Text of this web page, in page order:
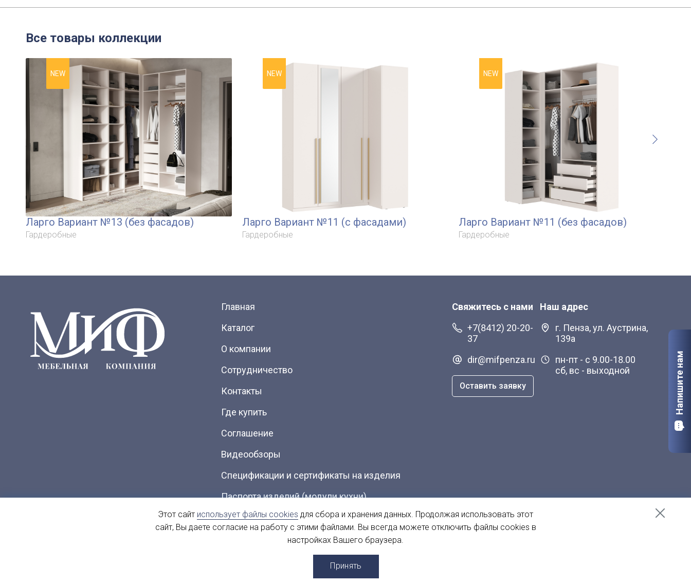
Все товары коллекции
NEW
Ларго Вариант №13 (без фасадов)
Гардеробные
NEW
Ларго Вариант №11 (с фасадами)
Гардеробные
NEW
Ларго Вариант №11 (без фасадов)
Гардеробные
Главная
Каталог
О компании
Сотрудничество
Контакты
Где купить
Соглашение
Видеообзоры
Спецификации и сертификаты на изделия
Паспорта изделий (модули кухни)
Каталоги (Скачать PDF)
Свяжитесь с нами
+7(8412) 20-20-
37
dir@mifpenza.ru
Оставить заявку
Наш адрес
г. Пенза, ул. Аустрина,
139а
пн-пт - с 9.00-18.00
сб, вс - выходной
Напишите нам
Этот сайт использует файлы cookies для сбора и хранения данных. Продолжая использовать этот
сайт, Вы даете согласие на работу с этими файлами. Вы всегда можете отключить файлы cookies в
настройках Вашего браузера.
Принять